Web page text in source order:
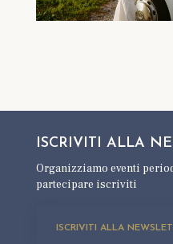
ISCRIVITI ALLA
Organizziamo eventi
partecipare iscriviti
ISCRIVITI ALLA